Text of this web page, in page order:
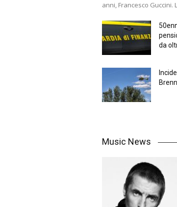
anni, Francesco Guccini.
da
Music News